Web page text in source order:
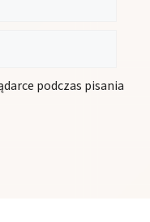
podczas pisania